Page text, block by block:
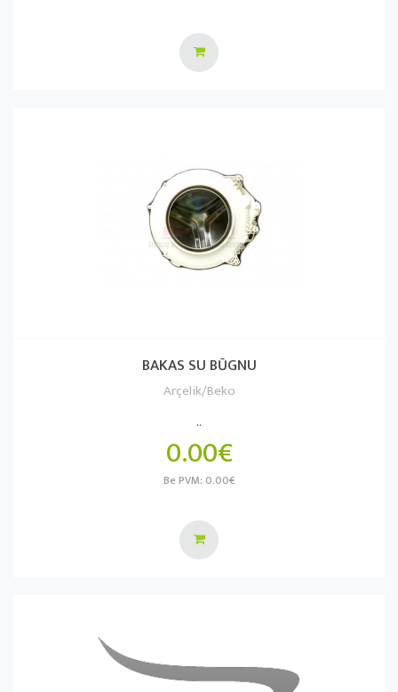
BAKAS SU BŪGNU
Arçelik/Beko
..
0.00€
Be PVM: 0.00€